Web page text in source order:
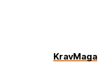
KravMaga